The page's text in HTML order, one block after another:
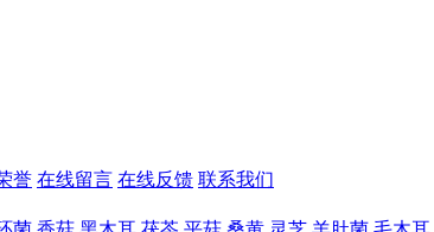
誉 在线留言 在线反馈 联系我们